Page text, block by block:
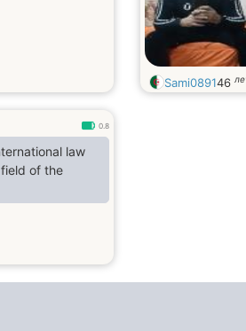
Sami089146
0.8
law
of the